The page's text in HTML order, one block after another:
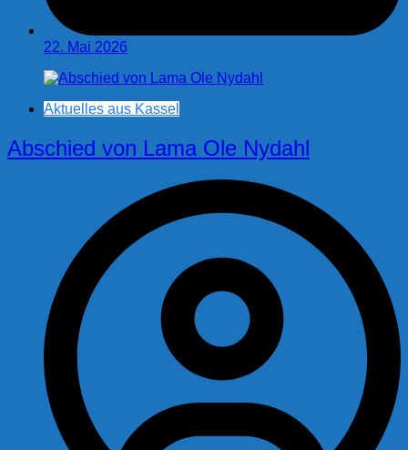
22. Mai 2026
Aktuelles aus Kassel
Abschied von Lama Ole Nydahl